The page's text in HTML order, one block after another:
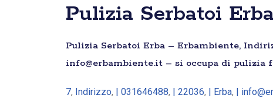
Pulizia Serbatoi
Pulizia Serbatoi Erba – Erbambiente,
info@erbambiente.it – si occupa di pulizia
7, Indirizzo, | 031646488, | 22036, | Erba, |